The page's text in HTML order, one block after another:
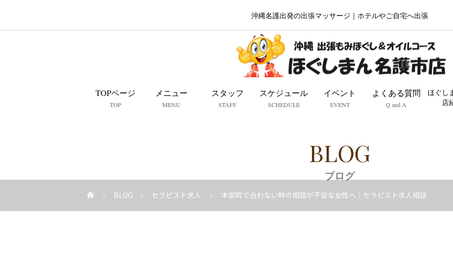
沖縄名護出発の出張マッサージ｜ホテルやご自宅へ出張
TOPページ
TOP
メニュー
MENU
スタッフ
STAFF
スケジュール
SCHEDULE
イベント
EVENT
よくある質問
Q and A
ほぐし
店
BLOG
ブログ
BLOG セラピスト求人 本部町で合わない時の相談が不安な女性へ｜セラピスト求人相談